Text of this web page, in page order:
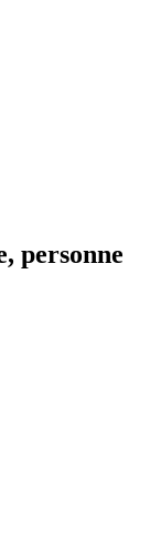
personne